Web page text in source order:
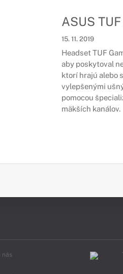
ASUS
15. 11. 2019
Headset TUF
aby poskytoval
ktorí hrajú alebo
vylepšenými
pomocou
mäkších kanálov.